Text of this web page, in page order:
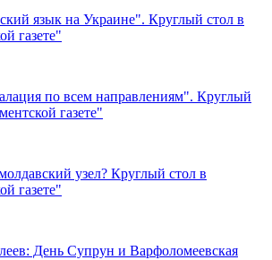
язык на Украине". Круглый стол в
газете"
по всем направлениям". Круглый
газете"
узел? Круглый стол в
газете"
День Супрун и Варфоломеевская